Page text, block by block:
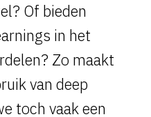
Of bieden
in het
Zo maakt
van deep
toch vaak een